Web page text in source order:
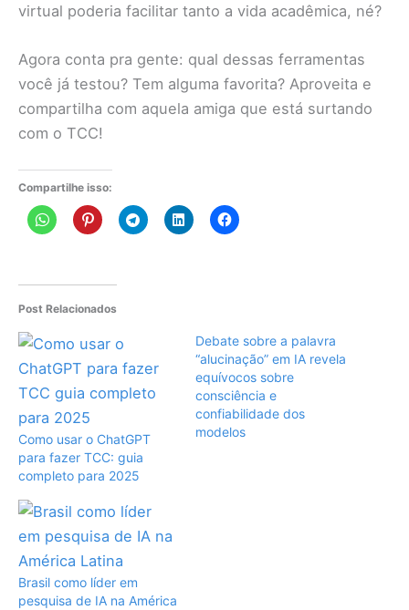
virtual poderia facilitar tanto a vida acadêmica, né?
Agora conta pra gente: qual dessas ferramentas
você já testou? Tem alguma favorita? Aproveita e
compartilha com aquela amiga que está surtando
com o TCC!
Compartilhe isso:
Post Relacionados
Como usar o ChatGPT
para fazer TCC: guia
completo para 2025
Debate sobre a palavra
“alucinação” em IA revela
equívocos sobre
consciência e
confiabilidade dos
modelos
Brasil como líder em
pesquisa de IA na América